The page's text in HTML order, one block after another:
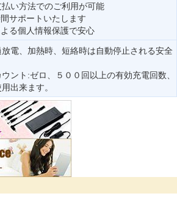
い方法でのご利用が可能
サポートいたします
る個人情報保護で安心
電、加熱時、短絡時は自動停止される安全
ント:ゼロ、５００回以上の有効充電回数、
出来ます。